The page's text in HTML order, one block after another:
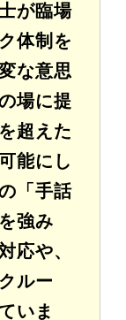
が臨場
体制を
な意思
場に提
超えた
能にし
「手話
強み
応や、
ルー
いま